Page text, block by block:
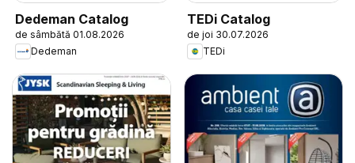
Dedeman Catalog
de sâmbătă 01.08.2026
Dedeman
TEDi Catalog
de joi 30.07.2026
TEDi